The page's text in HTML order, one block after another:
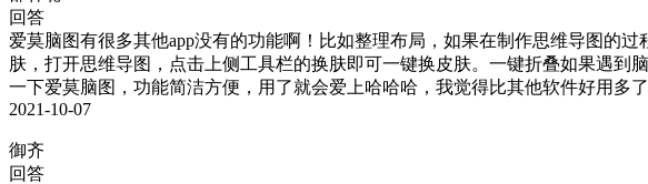
回答
爱莫脑图有很多其他app没有的功能啊！比如整理布局，如果在制作思维导图的
肤，打开思维导图，点击上侧工具栏的换肤即可一键换皮肤。一键折叠如果遇
一下爱莫脑图，功能简洁方便，用了就会爱上哈哈哈，我觉得比其他软件好用多了
2021-10-07
御齐
回答